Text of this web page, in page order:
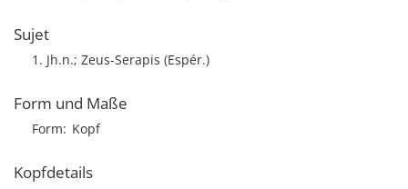
Sujet
1. Jh.n.; Zeus-Serapis (Espér.)
Form und Maße
Form Kopf
Kopfdetails